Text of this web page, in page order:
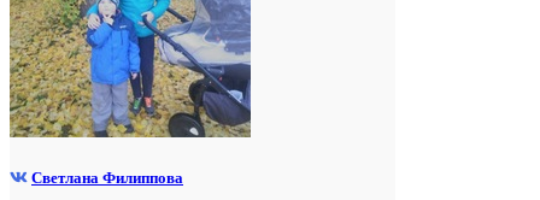
Светлана Филиппова